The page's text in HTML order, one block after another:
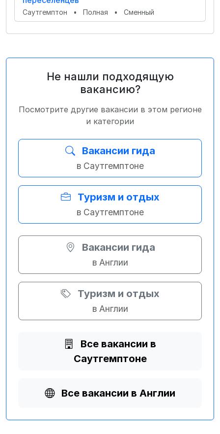
Саутгемптон • Полная • Сменный
Не нашли подходящую
вакансию?
Посмотрите другие вакансии в этом регионе
и категории
Вакансии гида
в Саутгемптоне
Туризм и отдых
в Саутгемптоне
Вакансии гида
в Англии
Туризм и отдых
в Англии
Все вакансии в
Саутгемптоне
Все вакансии в Англии